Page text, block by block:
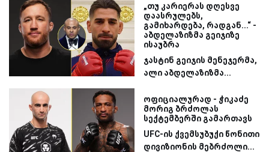
„თუ კარიერას დღესვე
დაასრულებს,
გამიხარდება, რადგან...“ -
აბდელაზიზმა გეიჯიზე
ისაუბრა
ჯასტინ გეიჯის მენეჯერმა,
ალი აბდელაზიზმა...
ოფიციალურად - ჭიკაძე
მორიგ ბრძოლას
სექტემბერში გამართავს
UFC-ის ქვემსუბუქი წონითი
დივიზიონის მებრძოლი...